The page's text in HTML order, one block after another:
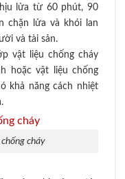
lửa từ 60 phút, 90
chặn lửa và khói lan
và tài sản.
vật liệu chống cháy
hoặc vật liệu chống
khả năng cách nhiệt
cháy